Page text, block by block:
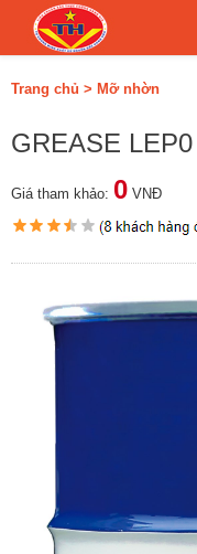
Trang chủ > Mỡ nhờn
GREASE LEP0
Giá tham khảo: 0 VNĐ